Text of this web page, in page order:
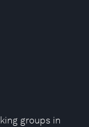
groups in